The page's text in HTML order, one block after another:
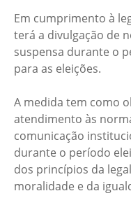
Em cumprimento à
terá a divulgação de
suspensa durante o
para as eleições.
A medida tem como
atendimento às
comunicação
durante o período
dos princípios da
moralidade e da